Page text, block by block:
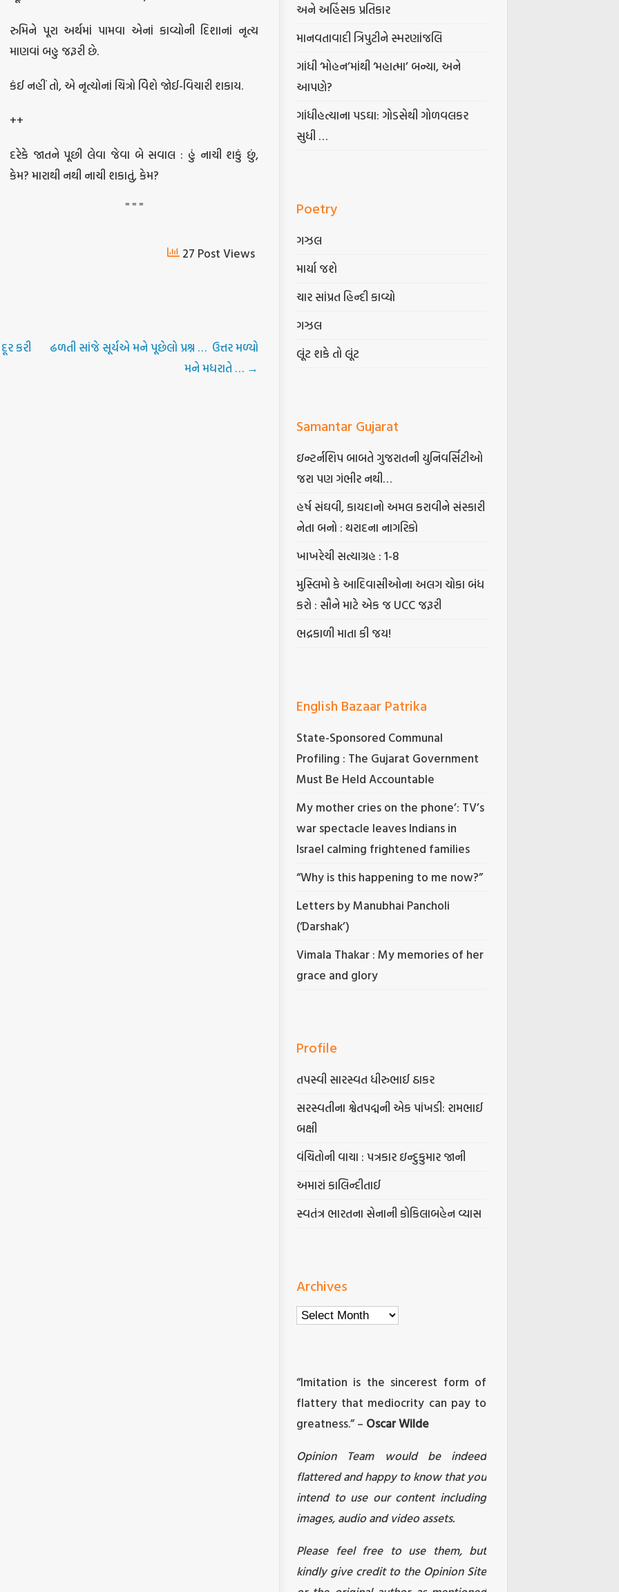
રુમિને પૂરા અર્થમાં પામવા એનાં કાવ્યોની દિશાનાં નૃત્ય
માણવાં બહુ જરૂરી છે.
કંઈ નહીં તો, એ નૃત્યોનાં ચિત્રો વિેશે જોઈ-વિચારી શકાય.
++
દરેકે જાતને પૂછી લેવા જેવા બે સવાલ : હું નાચી શકું છું,
કેમ? મારાથી નથી નાચી શકાતું, કેમ?
= = =
27 Post Views
કરી
ઢળતી સાંજે સૂર્યએ મને પૂછેલો પ્રશ્ન … ઉત્તર મળ્યો
મને મધરાતે … →
અને અહિંસક પ્રતિકાર
માનવતાવાદી ત્રિપુટીને સ્મરણાંજલિ
ગાંધી ‘મોહન’માંથી ‘મહાત્મા’ બન્યા, અને
આપણે?
ગાંધીહત્યાના પડઘા: ગોડસેથી ગોળવલકર
સુધી …
Poetry
ગઝલ
માર્યા જશે
ચાર સાંપ્રત હિન્દી કાવ્યો
ગઝલ
લૂંટ શકે તો લૂંટ
Samantar Gujarat
ઇન્ટર્નશિપ બાબતે ગુજરાતની યુનિવર્સિટીઓ
જરા પણ ગંભીર નથી…
હર્ષ સંઘવી, કાયદાનો અમલ કરાવીને સંસ્કારી
નેતા બનો : થરાદના નાગરિકો
ખાખરેચી સત્યાગ્રહ : 1-8
મુસ્લિમો કે આદિવાસીઓના અલગ ચોકા બંધ
કરો : સૌને માટે એક જ UCC જરૂરી
ભદ્રકાળી માતા કી જય!
English Bazaar Patrika
State-Sponsored Communal
Profiling : The Gujarat Government
Must Be Held Accountable
My mother cries on the phone’: TV’s
war spectacle leaves Indians in
Israel calming frightened families
“Why is this happening to me now?”
Letters by Manubhai Pancholi
(‘Darshak’)
Vimala Thakar : My memories of her
grace and glory
Profile
તપસ્વી સારસ્વત ધીરુભાઈ ઠાકર
સરસ્વતીના શ્વેતપદ્મની એક પાંખડી: રામભાઈ
બક્ષી
વંચિતોની વાચા : પત્રકાર ઇન્દુકુમાર જાની
અમારાં કાલિન્દીતાઈ
સ્વતંત્ર ભારતના સેનાની કોકિલાબહેન વ્યાસ
Archives
Archives
“Imitation is the sincerest form of
flattery that mediocrity can pay to
greatness.” – Oscar Wilde
Opinion Team would be indeed
flattered and happy to know that you
intend to use our content including
images, audio and video assets.
Please feel free to use them, but
kindly give credit to the Opinion Site